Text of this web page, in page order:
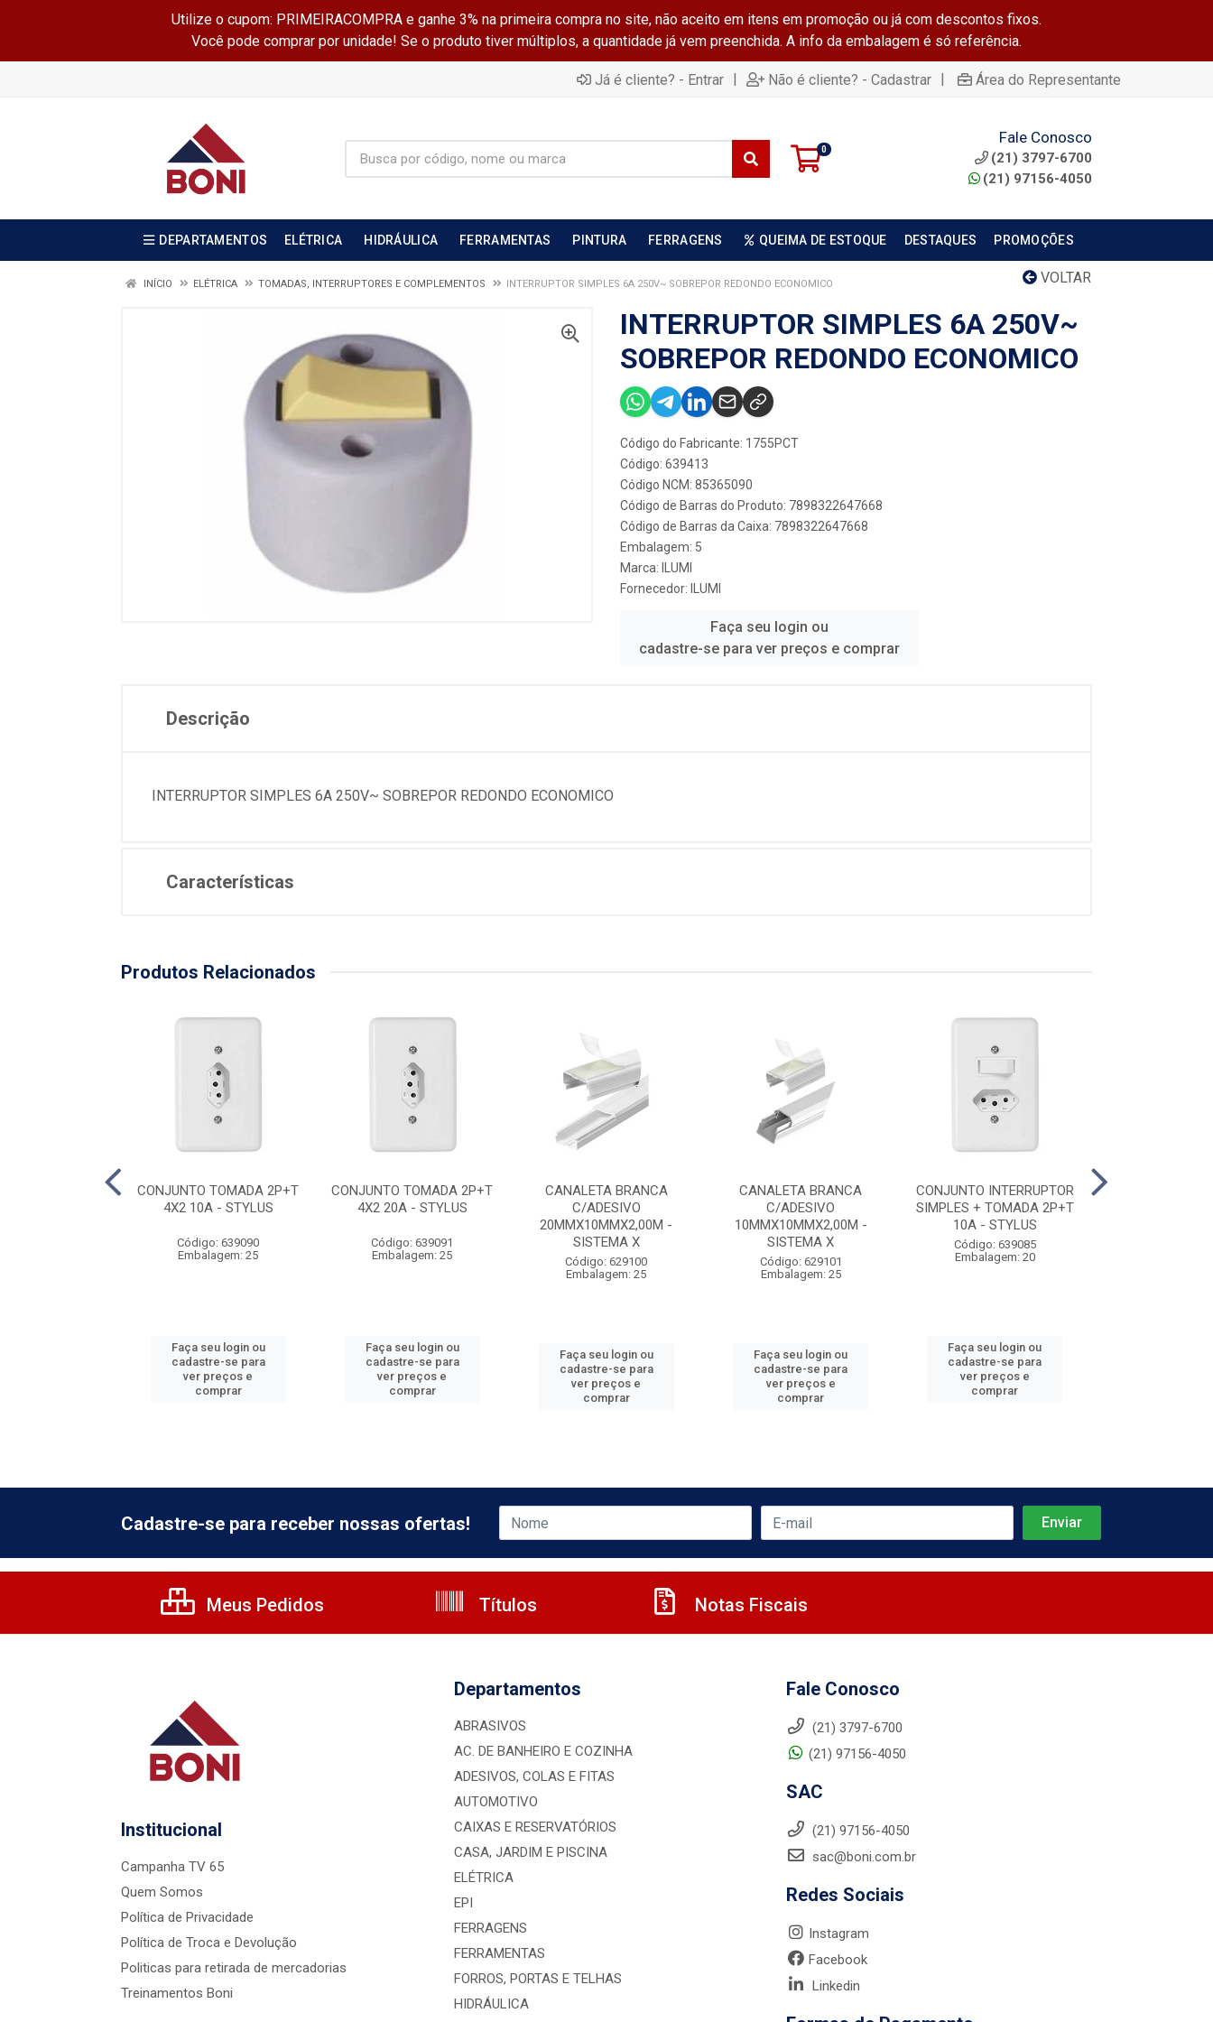
Utilize o cupom: PRIMEIRACOMPRA e ganhe 3% na primeira compra no site, não aceito em itens em promoção ou já com descontos fixos.
Você pode comprar por unidade! Se o produto tiver múltiplos, a quantidade já vem preenchida. A info da embalagem é só referência.
Já é cliente? - Entrar | Não é cliente? - Cadastrar | Área do Representante
0
Fale Conosco
(21) 3797-6700
(21) 97156-4050
DEPARTAMENTOS ELÉTRICA HIDRÁULICA FERRAMENTAS PINTURA FERRAGENS QUEIMA DE ESTOQUE DESTAQUES PROMOÇÕES
VOLTAR
INÍCIO ELÉTRICA TOMADAS, INTERRUPTORES E COMPLEMENTOS INTERRUPTOR SIMPLES 6A 250V~ SOBREPOR REDONDO ECONOMICO
INTERRUPTOR SIMPLES 6A 250V~
SOBREPOR REDONDO ECONOMICO
Código do Fabricante: 1755PCT
Código: 639413
Código NCM: 85365090
Código de Barras do Produto: 7898322647668
Código de Barras da Caixa: 7898322647668
Embalagem: 5
Marca:
ILUMI
Fornecedor:
ILUMI
Faça seu login ou
cadastre-se para ver preços e comprar
Descrição
INTERRUPTOR SIMPLES 6A 250V~ SOBREPOR REDONDO ECONOMICO
Características
Produtos Relacionados
CONJUNTO TOMADA 2P+T
4X2 10A - STYLUS
Código: 639090
Embalagem: 25
Faça seu login ou
cadastre-se para
ver preços e
comprar
CONJUNTO TOMADA 2P+T
4X2 20A - STYLUS
Código: 639091
Embalagem: 25
Faça seu login ou
cadastre-se para
ver preços e
comprar
CANALETA BRANCA
C/ADESIVO
20MMX10MMX2,00M -
SISTEMA X
Código: 629100
Embalagem: 25
Faça seu login ou
cadastre-se para
ver preços e
comprar
CANALETA BRANCA
C/ADESIVO
10MMX10MMX2,00M -
SISTEMA X
Código: 629101
Embalagem: 25
Faça seu login ou
cadastre-se para
ver preços e
comprar
CONJUNTO INTERRUPTOR
SIMPLES + TOMADA 2P+T
10A - STYLUS
Código: 639085
Embalagem: 20
Faça seu login ou
cadastre-se para
ver preços e
comprar
Cadastre-se para receber nossas ofertas!
Meus Pedidos Títulos Notas Fiscais
Institucional
Campanha TV 65
Quem Somos
Política de Privacidade
Política de Troca e Devolução
Politicas para retirada de mercadorias
Treinamentos Boni
Departamentos
ABRASIVOS
AC. DE BANHEIRO E COZINHA
ADESIVOS, COLAS E FITAS
AUTOMOTIVO
CAIXAS E RESERVATÓRIOS
CASA, JARDIM E PISCINA
ELÉTRICA
EPI
FERRAGENS
FERRAMENTAS
FORROS, PORTAS E TELHAS
HIDRÁULICA
Fale Conosco
(21) 3797-6700
(21) 97156-4050
SAC
(21) 97156-4050
sac@boni.com.br
Redes Sociais
Instagram
Facebook
Linkedin